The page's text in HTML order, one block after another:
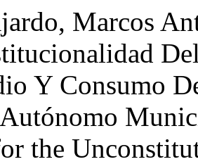
Marcos
Y Consumo
the